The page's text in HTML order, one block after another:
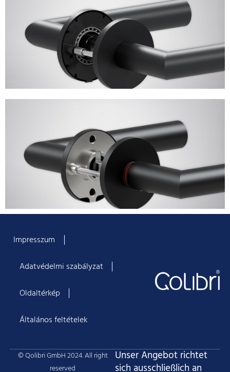
Impresszum
Adatvédelmi szabályzat
Oldaltérkép
Általános feltételek
© Qolibri GmbH 2024. All right
reserved
Unser Angebot richtet
sich ausschließlich an